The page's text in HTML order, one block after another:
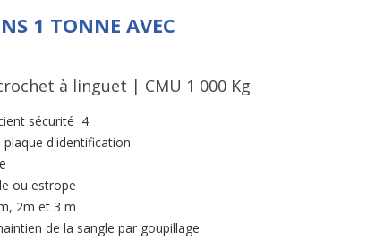
1 TONNE AVEC
à linguet | CMU 1 000 Kg
sécurité 4
d'identification
ou estrope
2m et 3 m
de la sangle par goupillage